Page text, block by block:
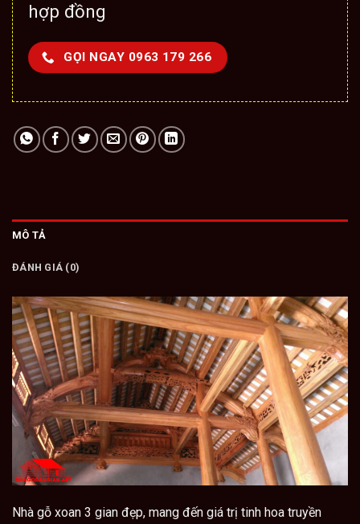
hợp đồng
GỌI NGAY 0963 179 266
MÔ TẢ
ĐÁNH GIÁ (0)
Nhà gỗ xoan 3 gian đẹp, mang đến giá trị tinh hoa truyền